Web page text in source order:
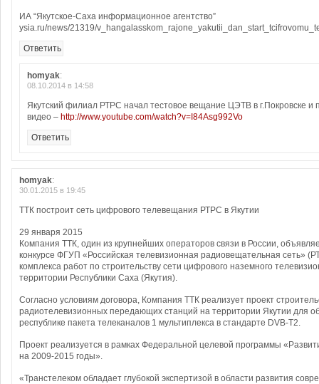
ИА “Якутское-Саха информационное агентство”
ysia.ru/news/21319/
Ответить
homyak:
08.10.2014 в 14:58
Якутский филиал РТРС начал тестовое вещание ЦЭТВ в г.Покровске и
видео – http://www.youtube.com/watch?v=I84Asg992Vo
Ответить
homyak:
30.01.2015 в 19:45
ТТК построит сеть цифрового телевещания РТРС в Якутии
29 января 2015
Компания ТТК, один из крупнейших операторов связи в России,
конкурсе ФГУП «Российская телевизионная радиовещательная сеть»
комплекса работ по строительству сети цифрового наземного
территории Республики Саха (Якутия).
Согласно условиям договора, Компания ТТК реализует проект
радиотелевизионных передающих станций на территории Якутии для
республике пакета телеканалов 1 мультиплекса в стандарте DVB-T2.
Проект реализуется в рамках Федеральной целевой программы
на 2009-2015 годы».
«Транстелеком обладает глубокой экспертизой в области развития